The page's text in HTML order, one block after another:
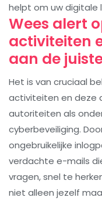
helpt om uw digitale
Wees alert
activiteiten
aan de
Het is van cruciaal
activiteiten en deze
autoriteiten als
cyberbeveiliging.
ongebruikelijke
verdachte e-mails
vragen, snel te
niet alleen jezelf